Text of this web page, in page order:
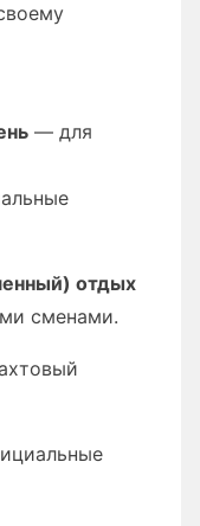
— для
отдых
сменами.